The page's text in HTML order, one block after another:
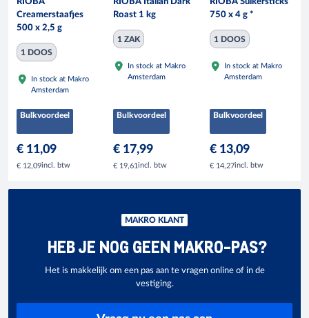
Creamerstaafjes
500 x 2,5 g
1 DOOS
In stock at Makro
Amsterdam
Bulkvoordeel
€ 11,09
€ 12,09incl. btw
Roast 1 kg
1 ZAK
In stock at Makro
Amsterdam
Bulkvoordeel
€ 17,99
€ 19,61 incl. btw
750 x 4 g *
1 DOOS
In stock at Makro
Amsterdam
Bulkvoordeel
€ 13,09
€ 14,27incl. btw
MAKRO KLANT
HEB JE NOG GEEN MAKRO-PAS?
Het is makkelijk om een pas aan te vragen online of in de
vestiging.